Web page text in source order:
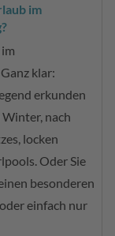
im
klar:
erkunden
nach
locken
Oder Sie
besonderen
einfach nur